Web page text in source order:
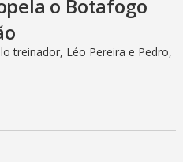
o Botafogo
treinador, Léo Pereira e Pedro,